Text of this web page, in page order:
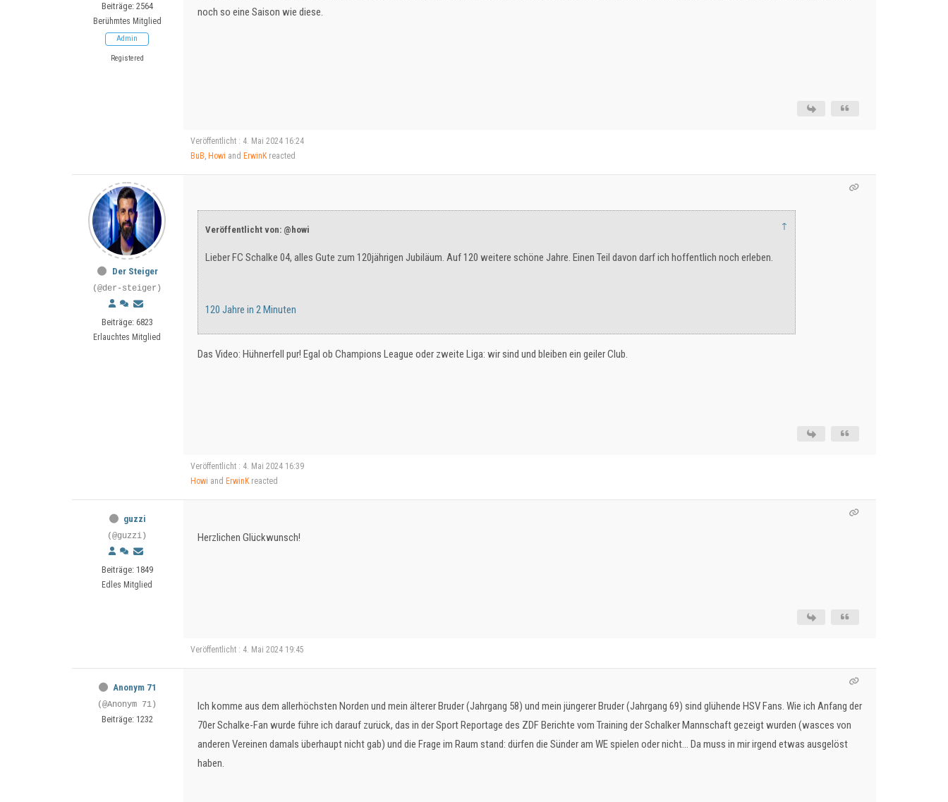
Beiträge: 2564
Berühmtes Mitglied
Admin
Registered
noch so eine Saison wie diese.
Veröffentlicht : 4. Mai 2024 16:24
BuB, Howi and ErwinKreacted
Der Steiger
(@der-steiger)
Beiträge: 6823
Erlauchtes Mitglied
Veröffentlicht von: @howi ↑
Lieber FC Schalke 04, alles Gute zum 120jährigen Jubiläum. Auf 120 weitere schöne Jahre. Einen Teil davon darf ich hoffentlich noch erleben.
120 Jahre in 2 Minuten
Das Video: Hühnerfell pur! Egal ob Champions League oder zweite Liga: wir sind und bleiben ein geiler Club.
Veröffentlicht : 4. Mai 2024 16:39
Howi and ErwinKreacted
guzzi
(@guzzi)
Beiträge: 1849
Edles Mitglied
Herzlichen Glückwunsch!
Veröffentlicht : 4. Mai 2024 19:45
Anonym 71
(@Anonym 71)
Beiträge: 1232
Ich komme aus dem allerhöchsten Norden und mein älterer Bruder (Jahrgang 58) und mein jüngerer Bruder (Jahrgang 69) sind glühende HSV Fans. Wie ich Anfang der
70er Schalke-Fan wurde führe ich darauf zurück, das in der Sport Reportage des ZDF Berichte vom Training der Schalker Mannschaft gezeigt wurden (wasces von
anderen Vereinen damals überhaupt nicht gab) und die Frage im Raum stand: dürfen die Sünder am WE spielen oder nicht… Da muss in mir irgend etwas ausgelöst
haben.